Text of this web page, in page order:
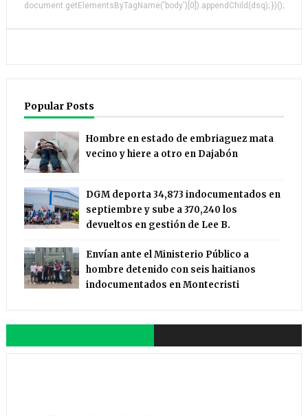
document.getElementsByTagName('body')[0]).appendChild(dsq); })();
Popular Posts
Hombre en estado de embriaguez mata
vecino y hiere a otro en Dajabón
DGM deporta 34,873 indocumentados en
septiembre y sube a 370,240 los
devueltos en gestión de Lee B.
Envían ante el Ministerio Público a
hombre detenido con seis haitianos
indocumentados en Montecristi